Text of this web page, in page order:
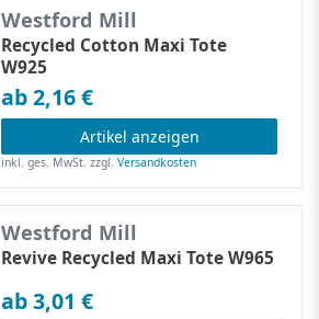
Westford Mill
Recycled Cotton Maxi Tote
W925
ab 2,16 €
Artikel anzeigen
inkl. ges. MwSt. zzgl.Versandkosten
Westford Mill
Revive Recycled Maxi Tote W965
ab 3,01 €